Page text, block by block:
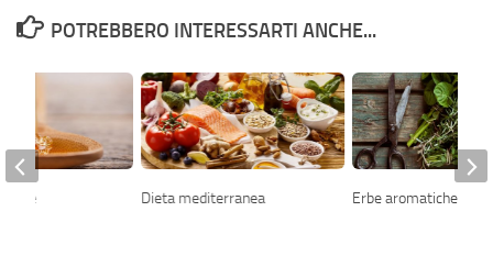
POTREBBERO INTERESSARTI ANCHE...
Dieta mediterranea Erbe aromatiche